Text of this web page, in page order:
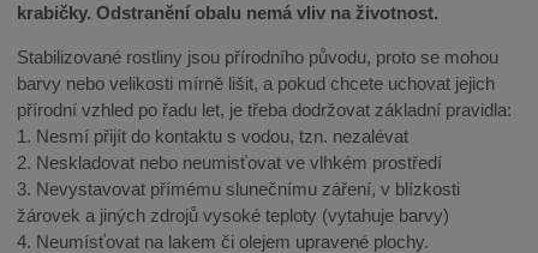
krabičky. Odstranění obalu nemá vliv na životnost.
Stabilizované rostliny jsou přírodního původu, proto se mohou
barvy nebo velikosti mírně lišit, a pokud chcete uchovat jejich
přírodní vzhled po řadu let, je třeba dodržovat základní pravidla:
1. Nesmí přijít do kontaktu s vodou, tzn. nezalévat
2. Neskladovat nebo neumisťovat ve vlhkém prostředí
3. Nevystavovat přímému slunečnímu záření, v blízkosti
žárovek a jiných zdrojů vysoké teploty (vytahuje barvy)
4. Neumísťovat na lakem či olejem upravené plochy.